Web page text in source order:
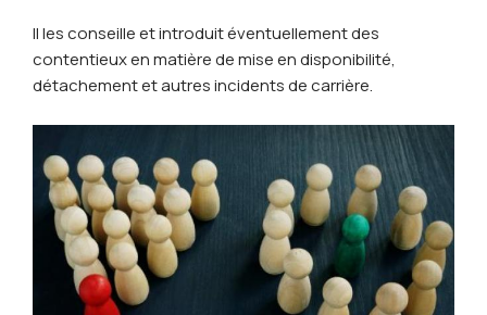
Il les conseille et introduit éventuellement des
contentieux en matière de mise en disponibilité,
détachement et autres incidents de carrière.